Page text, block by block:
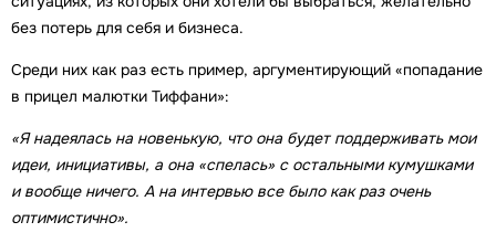
без потерь для себя и бизнеса.
Среди них как раз есть пример, аргументирующий «попадание
в прицел малютки Тиффани»:
«Я надеялась на новенькую, что она будет поддерживать мои
идеи, инициативы, а она «спелась» с остальными кумушками
и вообще ничего. А на интервью все было как раз очень
оптимистично».